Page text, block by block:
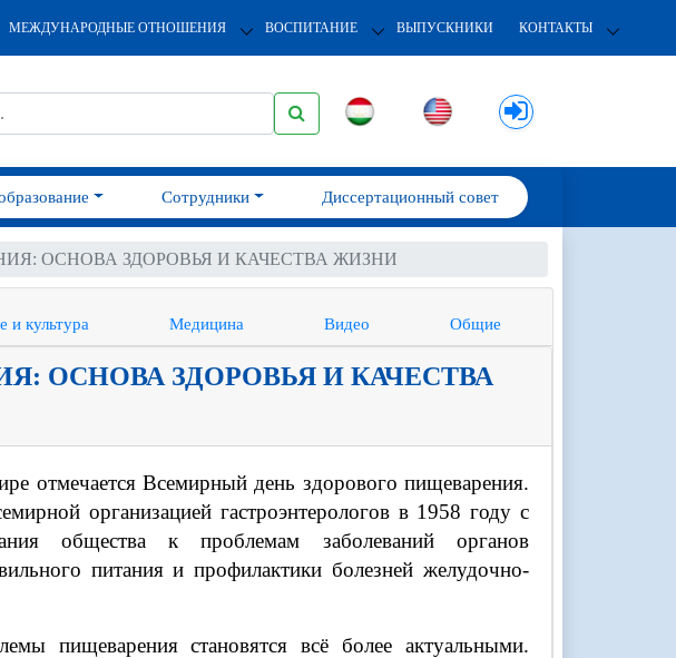
МЕЖДУНАРОДНЫЕ ОТНОШЕНИЯ ВОСПИТАНИЕ ВЫПУСКНИКИ КОНТАКТЫ
Сотрудники Диссертационный совет
ОСНОВА ЗДОРОВЬЯ И КАЧЕСТВА ЖИЗНИ
и культура Медицина Видео Общие
ОСНОВА ЗДОРОВЬЯ И КАЧЕСТВА
отмечается Всемирный день здорового пищеварения.
организацией гастроэнтерологов в 1958 году с
общества к проблемам заболеваний органов
питания и профилактики болезней желудочно-
пищеварения становятся всё более актуальными.